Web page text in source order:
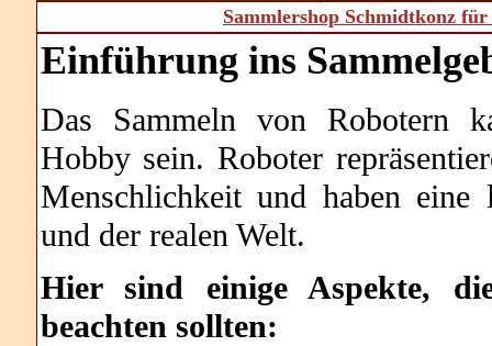
Sammlershop Schmidtkonz
Einführung ins
Das Sammeln von Robotern
Hobby sein. Roboter
Menschlichkeit und haben eine
und der realen Welt.
Hier sind einige Aspekte,
beachten sollten: